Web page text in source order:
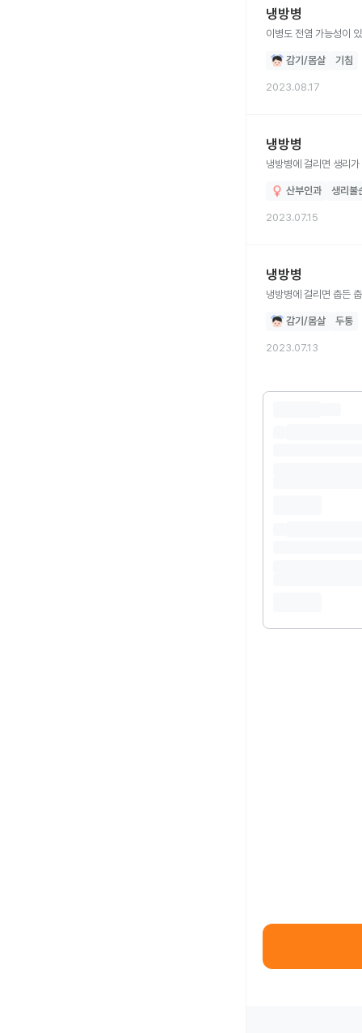
냉방병
이병도 전염 가능성이
감기/몸살 기침
2023.08.17
냉방병
냉방병에 걸리면 생리
산부인과 생리불
2023.07.15
냉방병
냉방병에 걸리면 춥든
감기/몸살 두통
2023.07.13